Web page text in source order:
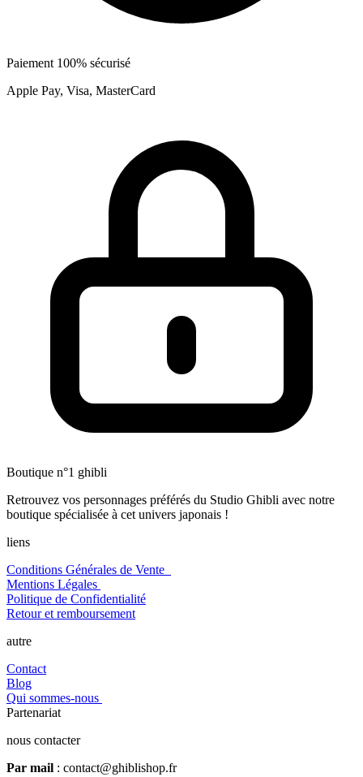
Paiement 100% sécurisé
Apple Pay, Visa, MasterCard
Boutique n°1 ghibli
Retrouvez vos personnages préférés du Studio Ghibli avec notre
boutique spécialisée à cet univers japonais !
liens
Conditions Générales de Vente
Mentions Légales
Politique de Confidentialité
Retour et remboursement
autre
Contact
Blog
Qui sommes-nous
Partenariat
nous contacter
Par mail : contact@ghiblishop.fr